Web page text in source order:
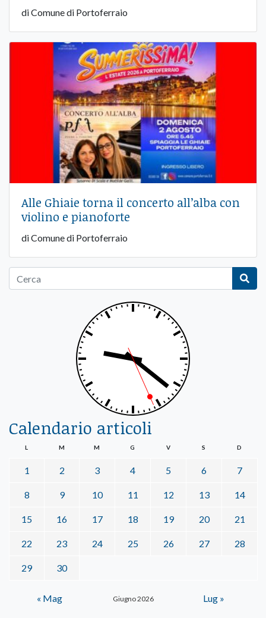
di Comune di Portoferraio
Alle Ghiaie torna il concerto all’alba con
violino e pianoforte
di Comune di Portoferraio
Calendario articoli
Giugno 2026
L M M G V S D
1 2 3 4 5 6 7
8 9 10 11 12 13 14
15 16 17 18 19 20 21
22 23 24 25 26 27 28
29 30
« Mag Lug »